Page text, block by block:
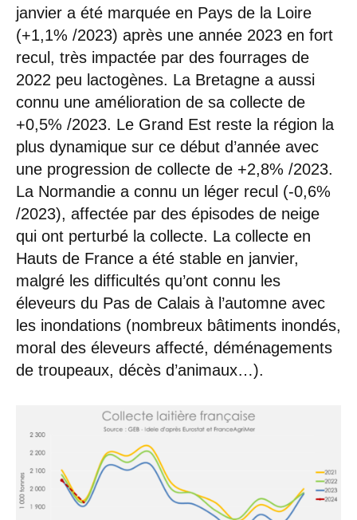
janvier a été marquée en Pays de la Loire
(+1,1% /2023) après une année 2023 en fort
recul, très impactée par des fourrages de
2022 peu lactogènes. La Bretagne a aussi
connu une amélioration de sa collecte de
+0,5% /2023. Le Grand Est reste la région la
plus dynamique sur ce début d’année avec
une progression de collecte de +2,8% /2023.
La Normandie a connu un léger recul (-0,6%
/2023), affectée par des épisodes de neige
qui ont perturbé la collecte. La collecte en
Hauts de France a été stable en janvier,
malgré les difficultés qu’ont connu les
éleveurs du Pas de Calais à l’automne avec
les inondations (nombreux bâtiments inondés,
moral des éleveurs affecté, déménagements
de troupeaux, décès d’animaux…).